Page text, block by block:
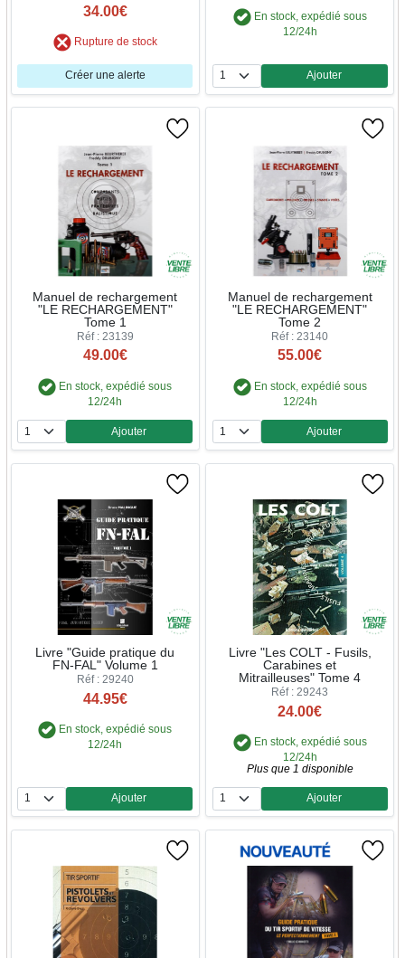
34.00€
Rupture de stock
Créer une alerte
En stock, expédié sous
12/24h
Quantité
Ajouter
Manuel de rechargement
"LE RECHARGEMENT"
Tome 1
Réf : 23139
49.00€
En stock, expédié sous
12/24h
Quantité
Ajouter
Manuel de rechargement
"LE RECHARGEMENT"
Tome 2
Réf : 23140
55.00€
En stock, expédié sous
12/24h
Quantité
Ajouter
Livre "Guide pratique du
FN-FAL" Volume 1
Réf : 29240
44.95€
En stock, expédié sous
12/24h
Quantité
Ajouter
Livre "Les COLT - Fusils,
Carabines et
Mitrailleuses" Tome 4
Réf : 29243
24.00€
En stock, expédié sous
12/24h
Plus que 1 disponible
Quantité
Ajouter